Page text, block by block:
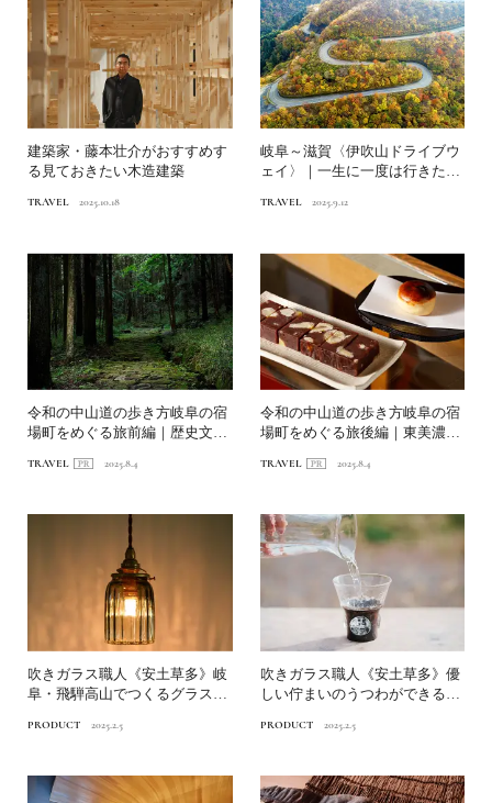
建築家・藤本壮介がおすすめす
る見ておきたい木造建築
TRAVEL 2025.10.18
岐阜～滋賀〈伊吹山ドライブウ
ェイ〉｜一生に一度は行きた
TRAVEL 2025.9.12
令和の中山道の歩き方岐阜の宿
場町をめぐる旅前編｜歴史文化
TRAVEL 2025.8.4
令和の中山道の歩き方岐阜の宿
場町をめぐる旅後編｜東美濃で
TRAVEL 2025.8.4
吹きガラス職人《安土草多》岐
阜・飛騨高山でつくるグラスや
PRODUCT 2025.2.5
吹きガラス職人《安土草多》優
しい佇まいのうつわができるま
PRODUCT 2025.2.5